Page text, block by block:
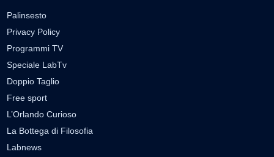
Palinsesto
Privacy Policy
Programmi TV
Speciale LabTv
Doppio Taglio
Free sport
L’Orlando Curioso
La Bottega di Filosofia
Labnews